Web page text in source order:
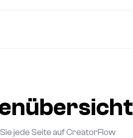
jede Seite auf CreatorFlow